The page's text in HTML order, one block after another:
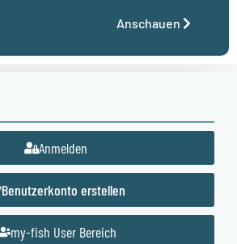
Anschauen
Anmelden
Benutzerkonto erstellen
my-fish User Bereich